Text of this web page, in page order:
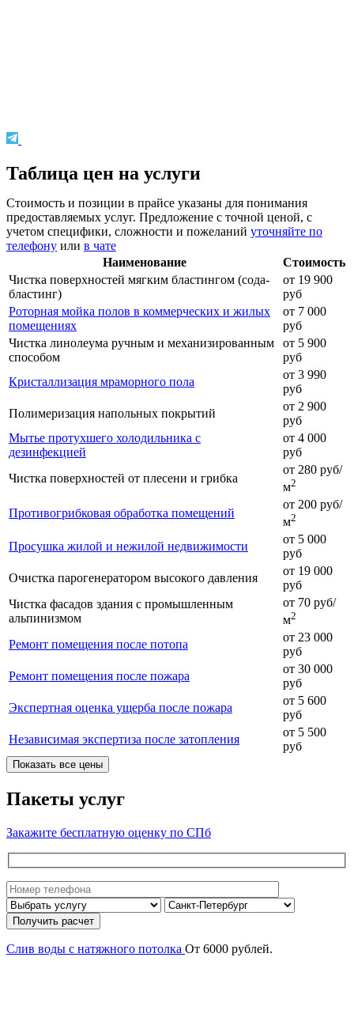
Таблица цен на услуги
Стоимость и позиции в прайсе указаны для понимания
предоставляемых услуг. Предложение с точной ценой, с
учетом специфики, сложности и пожеланий уточняйте по
телефону или в чате
Наименование
Стоимость
Чистка поверхностей мягким бластингом (сода-
бластинг)
от 19 900
руб
Роторная мойка полов в коммерческих и жилых
помещениях
от 7 000
руб
Чистка линолеума ручным и механизированным
способом
от 5 900
руб
Кристаллизация мраморного пола
от 3 990
руб
Полимеризация напольных покрытий
от 2 900
руб
Мытье протухшего холодильника с
дезинфекцией
от 4 000
руб
Чистка поверхностей от плесени и грибка
от 280 руб/
м2
Противогрибковая обработка помещений
от 200 руб/
м2
Просушка жилой и нежилой недвижимости
от 5 000
руб
Очистка парогенератором высокого давления
от 19 000
руб
Чистка фасадов здания с промышленным
альпинизмом
от 70 руб/
м2
Ремонт помещения после потопа
от 23 000
руб
Ремонт помещения после пожара
от 30 000
руб
Экспертная оценка ущерба после пожара
от 5 600
руб
Независимая экспертиза после затопления
от 5 500
руб
Показать все цены
Пакеты услуг
Закажите бесплатную оценку по СПб
Слив воды с натяжного потолка От 6000 рублей.